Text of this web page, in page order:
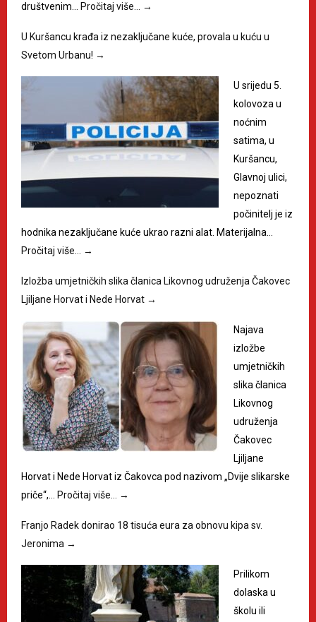
društvenim… Pročitaj više… →
U Kuršancu krađa iz nezaključane kuće, provala u kuću u
Svetom Urbanu! →
U srijedu 5.
kolovoza u
noćnim
satima, u
Kuršancu,
Glavnoj ulici,
nepoznati
počinitelj je iz
hodnika nezaključane kuće ukrao razni alat. Materijalna…
Pročitaj više…
→
Izložba umjetničkih slika članica Likovnog udruženja Čakovec
Ljiljane Horvat i Nede Horvat →
Najava
izložbe
umjetničkih
slika članica
Likovnog
udruženja
Čakovec
Ljiljane
Horvat i Nede Horvat iz Čakovca pod nazivom „Dvije slikarske
priče“,…
Pročitaj više… →
Franjo Radek donirao 18 tisuća eura za obnovu kipa sv.
Jeronima →
Prilikom
dolaska u
školu ili